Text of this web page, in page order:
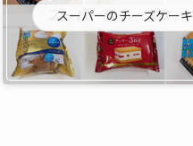
スーパーのチーズケーキ